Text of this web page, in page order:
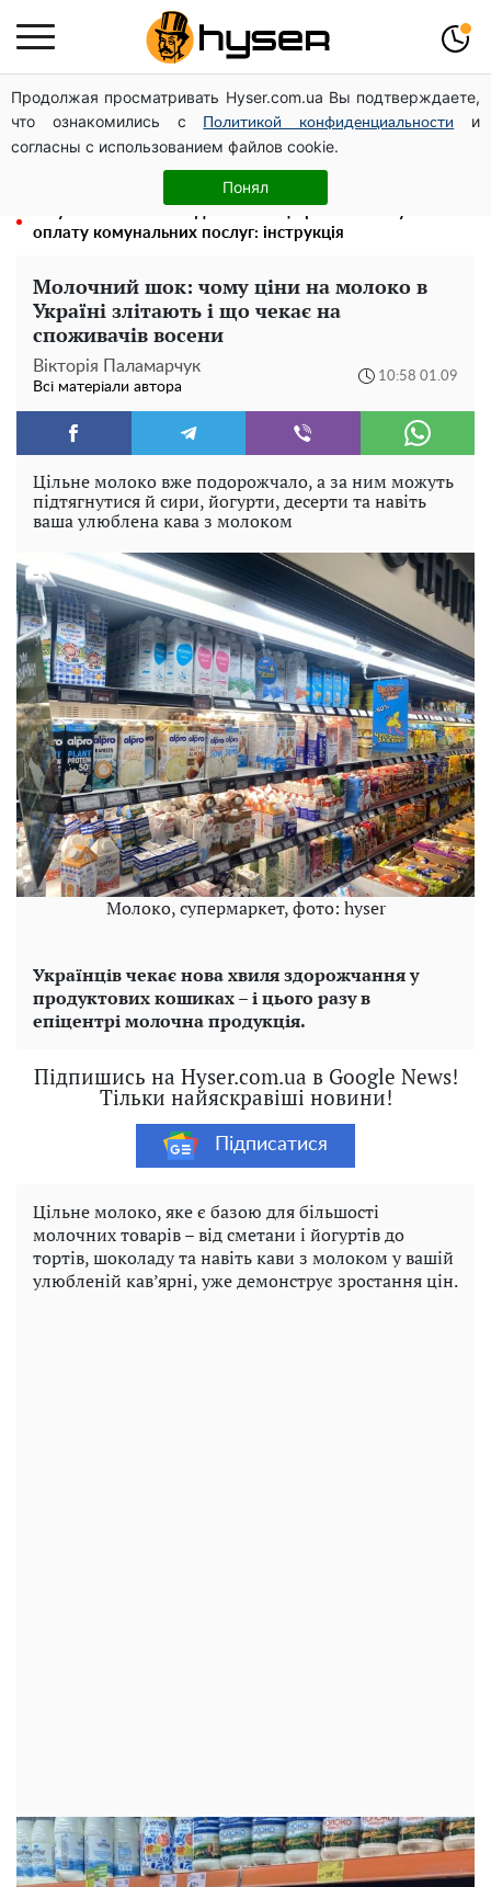
Продолжая просматривать Hyser.com.ua Вы подтверждаете,
что ознакомились с
Политикой конфиденциальности
и
согласны с использованием файлов cookie.
Понял
Гола Олена Тополя у цікавих позах змусила відвисати
щелепи: злив відео – було лише початком
Повністю гола Анна Трінчер блиснула "принадами":
таких розмірів ви ще не бачили
оплату комунальних послуг: інструкція
Молочний шок: чому ціни на молоко в
Україні злітають і що чекає на
споживачів восени
Вікторія Паламарчук
Всі матеріали автора
10:58 01.09
Цільне молоко вже подорожчало, а за ним можуть
підтягнутися й сири, йогурти, десерти та навіть
ваша улюблена кава з молоком
Молоко, супермаркет, фото: hyser
Українців чекає нова хвиля здорожчання у
продуктових кошиках – і цього разу в
епіцентрі молочна продукція.
Підпишись на Hyser.com.ua в Google News!
Тільки найяскравіші новини!
Підписатися
Цільне молоко, яке є базою для більшості
молочних товарів – від сметани і йогуртів до
тортів, шоколаду та навіть кави з молоком у вашій
улюбленій кав’ярні, уже демонструє зростання цін.